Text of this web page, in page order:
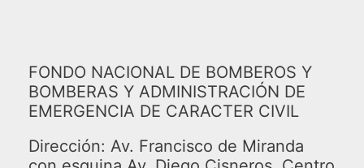
FONDO NACIONAL DE BOMBEROS Y
BOMBERAS Y ADMINISTRACIÓN DE
EMERGENCIA DE CARACTER CIVIL
Dirección: Av. Francisco de Miranda